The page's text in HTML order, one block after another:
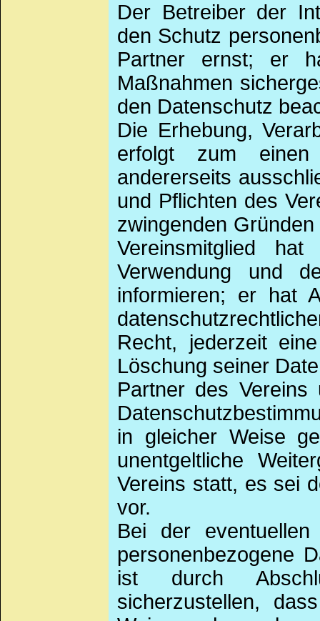
Der Betreiber der
den Schutz
Partner ernst; er
Maßnahmen
den Datenschutz
Die Erhebung,
erfolgt zum einen
andererseits
und Pflichten des
zwingenden
Vereinsmitglied
Verwendung und
informieren; er hat
Recht, jederzeit
Löschung seiner
Partner des
in gleicher Weise
unentgeltliche
Vereins statt, es sei
vor.
Bei der eventuellen
personenbezogene
ist durch
sicherzustellen,